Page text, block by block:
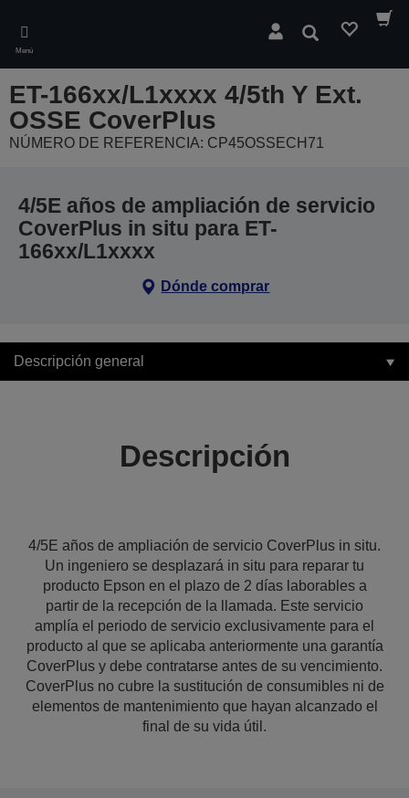
main
content
Menú
Buscar
ET-166xx/L1xxxx 4/5th Y Ext.
OSSE CoverPlus
NÚMERO DE REFERENCIA: CP45OSSECH71
4/5E años de ampliación de servicio
CoverPlus in situ para ET-
166xx/L1xxxx
Dónde comprar
Descripción general
Descripción
4/5E años de ampliación de servicio CoverPlus in situ.
Un ingeniero se desplazará in situ para reparar tu
producto Epson en el plazo de 2 días laborables a
partir de la recepción de la llamada. Este servicio
amplía el periodo de servicio exclusivamente para el
producto al que se aplicaba anteriormente una garantía
CoverPlus y debe contratarse antes de su vencimiento.
CoverPlus no cubre la sustitución de consumibles ni de
elementos de mantenimiento que hayan alcanzado el
final de su vida útil.